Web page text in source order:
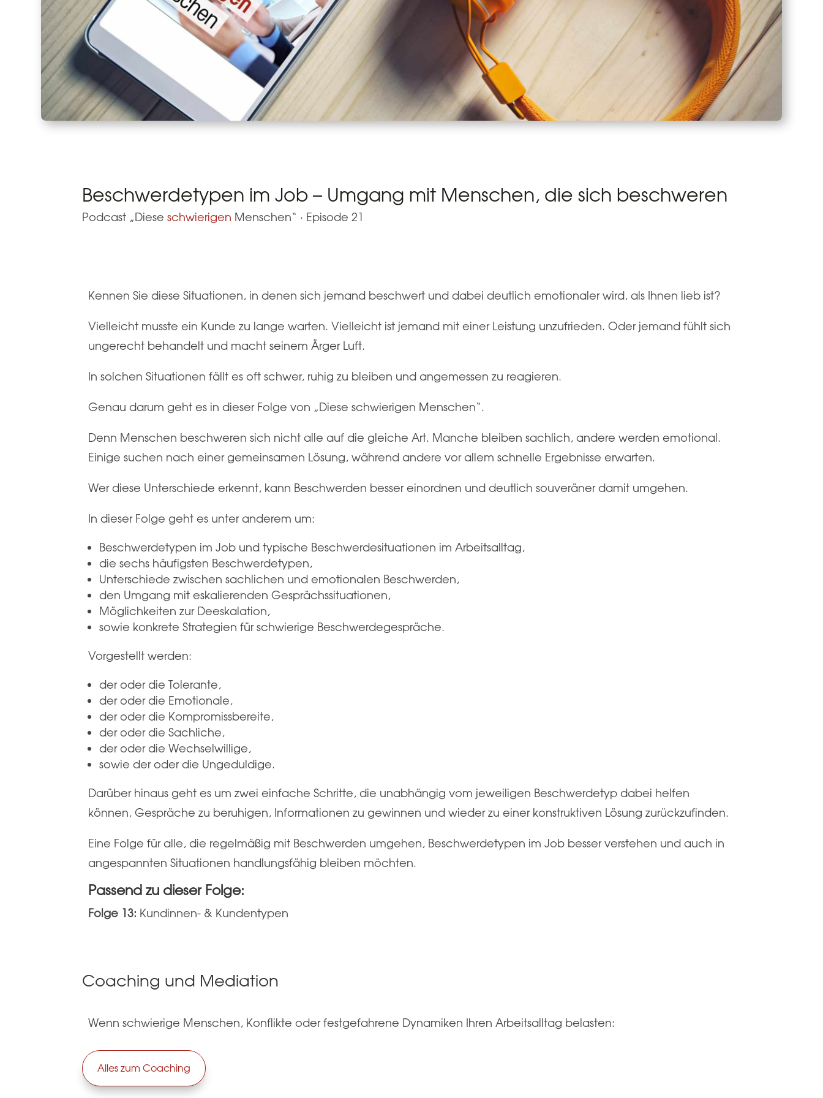
Beschwerdetypen im Job – Umgang mit Menschen, die sich beschweren
Podcast „Dieseschwierigen Menschen“ · Episode 21
Kennen Sie diese Situationen, in denen sich jemand beschwert und dabei deutlich emotionaler wird, als Ihnen lieb ist?
Vielleicht musste ein Kunde zu lange warten. Vielleicht ist jemand mit einer Leistung unzufrieden. Oder jemand fühlt sich
ungerecht behandelt und macht seinem Ärger Luft.
In solchen Situationen fällt es oft schwer, ruhig zu bleiben und angemessen zu reagieren.
Genau darum geht es in dieser Folge von „Diese schwierigen Menschen“.
Denn Menschen beschweren sich nicht alle auf die gleiche Art. Manche bleiben sachlich, andere werden emotional.
Einige suchen nach einer gemeinsamen Lösung, während andere vor allem schnelle Ergebnisse erwarten.
Wer diese Unterschiede erkennt, kann Beschwerden besser einordnen und deutlich souveräner damit umgehen.
In dieser Folge geht es unter anderem um:
Beschwerdetypen im Job und typische Beschwerdesituationen im Arbeitsalltag,
die sechs häufigsten Beschwerdetypen,
Unterschiede zwischen sachlichen und emotionalen Beschwerden,
den Umgang mit eskalierenden Gesprächssituationen,
Möglichkeiten zur Deeskalation,
sowie konkrete Strategien für schwierige Beschwerdegespräche.
Vorgestellt werden:
der oder die Tolerante,
der oder die Emotionale,
der oder die Kompromissbereite,
der oder die Sachliche,
der oder die Wechselwillige,
sowie der oder die Ungeduldige.
Darüber hinaus geht es um zwei einfache Schritte, die unabhängig vom jeweiligen Beschwerdetyp dabei helfen
können, Gespräche zu beruhigen, Informationen zu gewinnen und wieder zu einer konstruktiven Lösung zurückzufinden.
Eine Folge für alle, die regelmäßig mit Beschwerden umgehen, Beschwerdetypen im Job besser verstehen und auch in
angespannten Situationen handlungsfähig bleiben möchten.
Passend zu dieser Folge:
Folge 13: Kundinnen- & Kundentypen
Coaching und Mediation
Wenn schwierige Menschen, Konflikte oder festgefahrene Dynamiken Ihren Arbeitsalltag belasten:
Alles zum Coaching